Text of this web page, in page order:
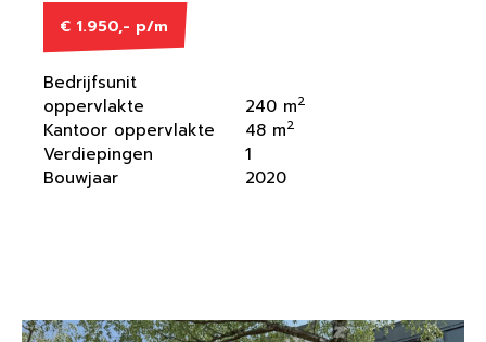
€ 1.950,- p/m
Bedrijfsunit
oppervlakte
Kantoor oppervlakte
Verdiepingen
Bouwjaar
240 m2
48 m2
1
2020